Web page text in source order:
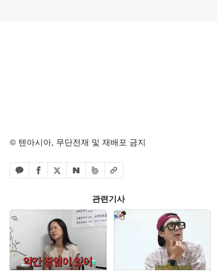
© 텐아시아, 무단전재 및 재배포 금지
카카오톡 공유하기
페이스북 공유하기
엑스 공유하기
네이버 공유하기
밴드 공유하기
URL복사
관련기사